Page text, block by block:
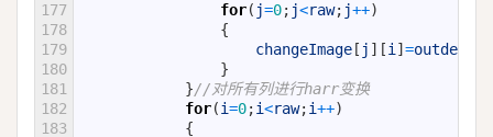
177
178
179
180
181
182
183
for( j=0; j<raw; j++)
{
changeImage [ j ] [i ] =outdex
}
}//对所有列进行harr变换
for(i=0;i<raw;i++)
{